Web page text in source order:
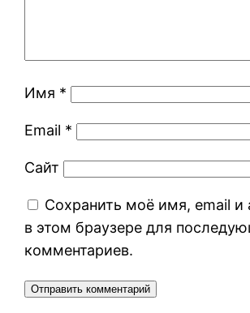
Имя *
Email *
Сайт
Сохранить моё имя, email и
в этом браузере для
комментариев.